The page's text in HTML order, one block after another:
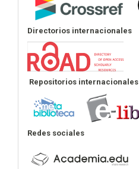
Directorios internacionales
Repositorios internacionales
Redes sociales